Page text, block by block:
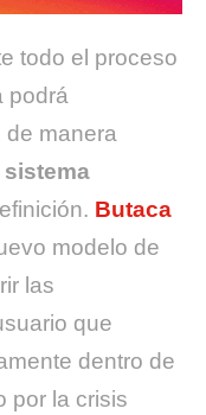
todo el proceso
podrá
manera
sistema
Butaca
modelo de
las
que
dentro de
por la crisis